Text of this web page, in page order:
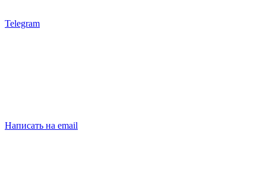
Telegram
Написать на email